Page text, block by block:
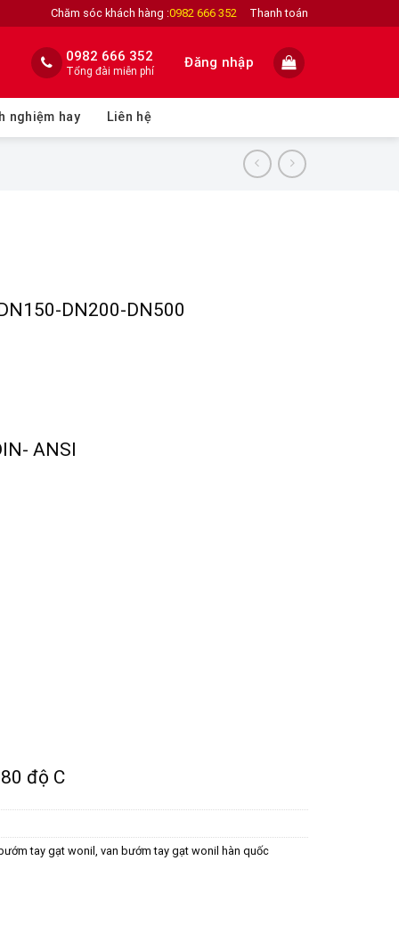
Chăm sóc khách hàng :0982 666 352 Thanh toán
0982 666 352
Tổng đài miễn phí
Đăng nhập
nghiệm hay Liên hệ
DN200-DN500
ANSI
độ C
tay gạt wonil , van bướm tay gạt wonil hàn quốc